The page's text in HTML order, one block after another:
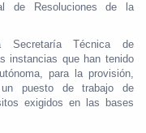
de Resoluciones de la
Técnica de
instancias que han tenido
para la provisión,
un puesto de trabajo de
exigidos en las bases